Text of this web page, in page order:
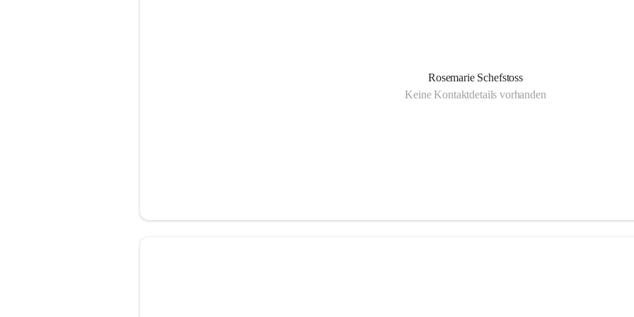
Rosemarie Schefstoss
Keine Kontaktdetails vorhanden